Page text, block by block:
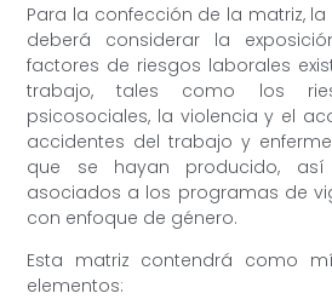
Para la confección de la matriz,
deberá considerar la
factores de riesgos laborales
trabajo, tales como los
psicosociales, la violencia y el
accidentes del trabajo y
que se hayan producido,
asociados a los programas de
con enfoque de género.
Esta matriz contendrá como
elementos: